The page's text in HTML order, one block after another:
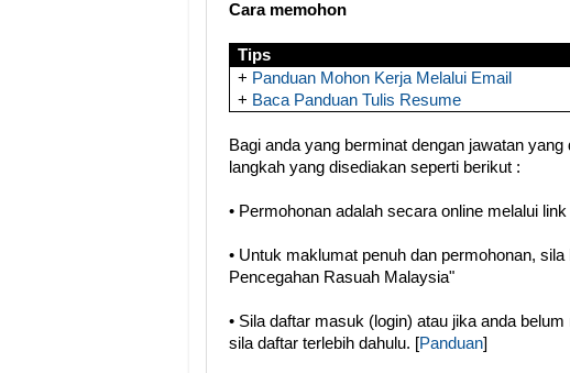
Cara memohon
Tips
+ Panduan Mohon Kerja Melalui Email
+ Baca Panduan Tulis Resume
Bagi anda yang berminat dengan jawatan
langkah yang disediakan seperti berikut :
• Permohonan adalah secara online melalui link
• Untuk maklumat penuh dan permohonan,
Pencegahan Rasuah Malaysia"
• Sila daftar masuk (login) atau jika anda
sila daftar terlebih dahulu. [Panduan]